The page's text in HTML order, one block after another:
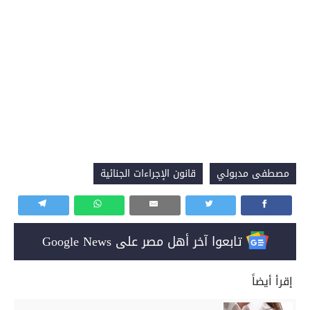
مصطفى مدبولي قانون الإجراءات الجنائية
تابعوا آخر أهل مصر على Google News
إقرأ أيضاً